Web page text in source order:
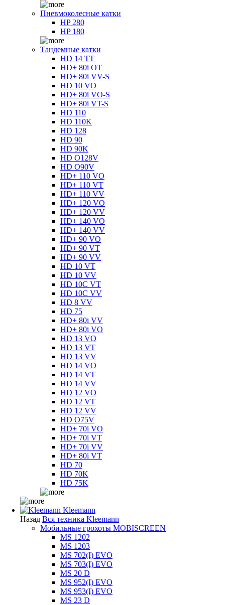
Пневмоколесные катки
HP 280
HP 180
Тандемные катки
HD 14 TT
HD+ 80i OT
HD+ 80i VV-S
HD 10 VO
HD+ 80i VO-S
HD+ 80i VT-S
HD 110
HD 110K
HD 128
HD 90
HD 90K
HD O128V
HD O90V
HD+ 110 VO
HD+ 110 VT
HD+ 110 VV
HD+ 120 VO
HD+ 120 VV
HD+ 140 VO
HD+ 140 VV
HD+ 90 VO
HD+ 90 VT
HD+ 90 VV
HD 10 VT
HD 10 VV
HD 10C VT
HD 10C VV
HD 8 VV
HD 75
HD+ 80i VV
HD+ 80i VO
HD 13 VO
HD 13 VT
HD 13 VV
HD 14 VO
HD 14 VT
HD 14 VV
HD 12 VO
HD 12 VT
HD 12 VV
HD O75V
HD+ 70i VO
HD+ 70i VT
HD+ 70i VV
HD+ 80i VT
HD 70
HD 70K
HD 75K
Kleemann
Назад Вся техника Kleemann
Мобильные грохоты MOBISCREEN
MS 1202
MS 1203
MS 702(I) EVO
MS 703(I) EVO
MS 20 D
MS 952(I) EVO
MS 953(I) EVO
MS 23 D